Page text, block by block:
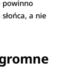
powinno
a nie